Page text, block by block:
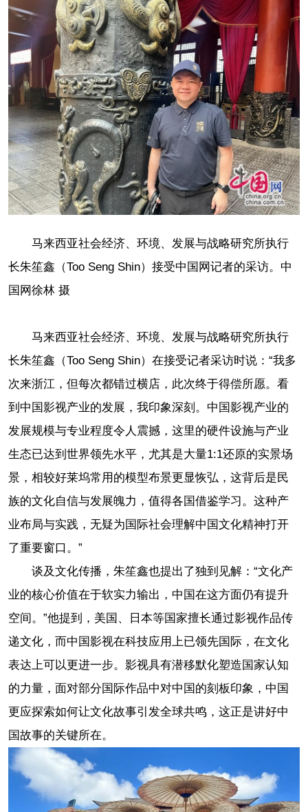
马来西亚社会经济、环境、发展与战略研究所执行
长朱笙鑫（Too Seng Shin）接受中国网记者的采访。中
国网徐林 摄
马来西亚社会经济、环境、发展与战略研究所执行
长朱笙鑫（Too Seng Shin）在接受记者采访时说：“我多
次来浙江，但每次都错过横店，此次终于得偿所愿。看
到中国影视产业的发展，我印象深刻。中国影视产业的
发展规模与专业程度令人震撼，这里的硬件设施与产业
生态已达到世界领先水平，尤其是大量1:1还原的实景场
景，相较好莱坞常用的模型布景更显恢弘，这背后是民
族的文化自信与发展魄力，值得各国借鉴学习。这种产
业布局与实践，无疑为国际社会理解中国文化精神打开
了重要窗口。”
谈及文化传播，朱笙鑫也提出了独到见解：“文化产
业的核心价值在于软实力输出，中国在这方面仍有提升
空间。”他提到，美国、日本等国家擅长通过影视作品传
递文化，而中国影视在科技应用上已领先国际，在文化
表达上可以更进一步。影视具有潜移默化塑造国家认知
的力量，面对部分国际作品中对中国的刻板印象，中国
更应探索如何让文化故事引发全球共鸣，这正是讲好中
国故事的关键所在。